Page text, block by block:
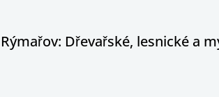
Rýmařov: Dřevařské, lesnické a